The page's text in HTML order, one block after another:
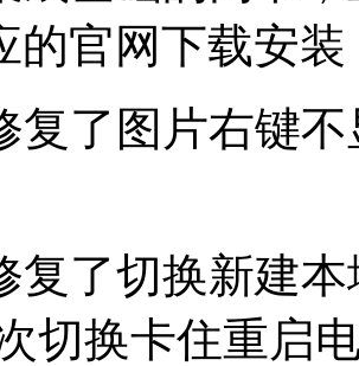
的官网下载安
了图片右键不
了切换新建本
切换卡住重启